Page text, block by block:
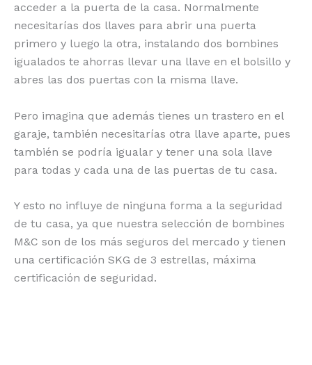
acceder a la puerta de la casa. Normalmente
necesitarías dos llaves para abrir una puerta
primero y luego la otra, instalando dos bombines
igualados te ahorras llevar una llave en el bolsillo y
abres las dos puertas con la misma llave.
Pero imagina que además tienes un trastero en el
garaje, también necesitarías otra llave aparte, pues
también se podría igualar y tener una sola llave
para todas y cada una de las puertas de tu casa.
Y esto no influye de ninguna forma a la seguridad
de tu casa, ya que nuestra selección de bombines
M&C son de los más seguros del mercado y tienen
una certificación SKG de 3 estrellas, máxima
certificación de seguridad.